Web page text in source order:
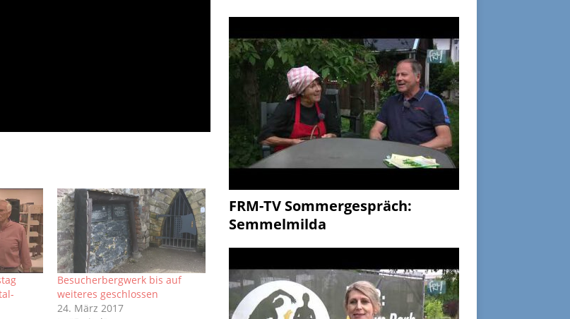
Besucherbergwerk bis auf
weiteres geschlossen
24. März 2017
FRM-TV Sommergespräch:
Semmelmilda